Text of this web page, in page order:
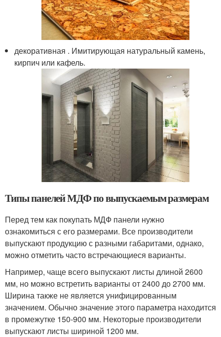
декоративная . Имитирующая натуральный камень,
кирпич или кафель.
Типы панелей МДФ по выпускаемым размерам
Перед тем как покупать МДФ панели нужно
ознакомиться с его размерами. Все производители
выпускают продукцию с разными габаритами, однако,
можно отметить часто встречающиеся варианты.
Например, чаще всего выпускают листы длиной 2600
мм, но можно встретить варианты от 2400 до 2700 мм.
Ширина также не является унифицированным
значением. Обычно значение этого параметра находится
в промежутке 150-900 мм. Некоторые производители
выпускают листы шириной 1200 мм.